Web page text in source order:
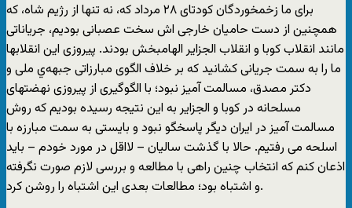
برای ما زخمخوردگان کودتای ۲۸ مرداد که، نه تنها از رژیم شاه، که
همچنین از دست حامیان خارجی اش سخت عصبانی بودیم، جریاناتی
مانند انقلاب کوبا و انقلاب الجزایر الهامبخش بودند. پیروزی این انقلابها
ما را به سمت جریانی کشانید که بر خلاف الگوی مبارزاتی جبهه‌ي ملی و
دکتر مصدق، مسالمت آمیز نبود؛ با الگوگیری از پیروزی نهضتهای
مسلحانه در کوبا و الجزایر به این نتیجه رسیده بودیم که روش
مسالمت آمیز در ایران دیگر پاسخگو نبود و بایستی به سمت مبارزه با
اسلحه می رفتیم. حالا با گذشت سالیان – لااقل در مورد خودم – باید
اذعان کنم که انتخاب چنین راهی با مطالعه و بررسی لازم صورت نگرفته
و اشتباه بود؛ مطالعات بعدی این اشتباه را روشن کرد.